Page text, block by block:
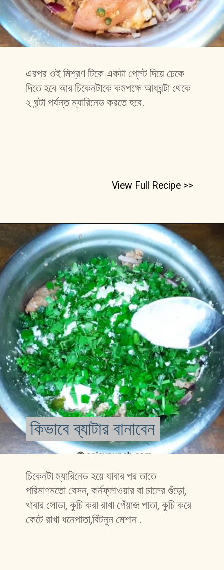
এরপর ওই মিশ্রণ টিকে একটা প্লেট দিয়ে ঢেকে
দিতে হবে আর চিকেনটাকে কমপক্ষে আধঘন্টা থেকে
২ ঘন্টা পর্যন্ত ম্যারিনেড করতে হবে.
View Full Recipe >>
চিকেনটা ম্যারিনেড হয়ে যাবার পর তাতে
পরিমাণমতো বেসন, কর্নফ্লাওয়ার বা চালের গুঁড়ো,
খাবার সোডা, কুচি করা রাখা পেঁয়াজ পাতা, কুচি করে
কেটে রাখা ধনেপাতা,বিটনুন মেশান .
কিভাবে ব্যাটার বানাবেন
কিভাবে ব্যাটার বানাবেন